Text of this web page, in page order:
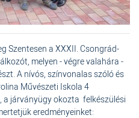
Szentesen a XXXII. Csongrád-
melyen - végre valahára -
A nívós, színvonalas szóló és
Művészeti Iskola 4
a járványügy okozta felkészülési
eredményeinket: